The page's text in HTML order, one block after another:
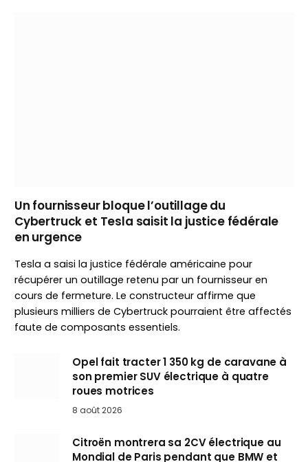
Un fournisseur bloque l’outillage du
Cybertruck et Tesla saisit la justice fédérale
en urgence
Tesla a saisi la justice fédérale américaine pour
récupérer un outillage retenu par un fournisseur en
cours de fermeture. Le constructeur affirme que
plusieurs milliers de Cybertruck pourraient être affectés
faute de composants essentiels.
Opel fait tracter 1 350 kg de caravane à
son premier SUV électrique à quatre
roues motrices
8 août 2026
Citroën montrera sa 2CV électrique au
Mondial de Paris pendant que BMW et